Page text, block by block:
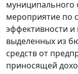
муниципального
мероприятие по
эффективности и
выделенных из
средств от
приносящей